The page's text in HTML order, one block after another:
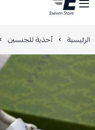
ESEVEN STORE
الرئيسية أحذية للجنسين